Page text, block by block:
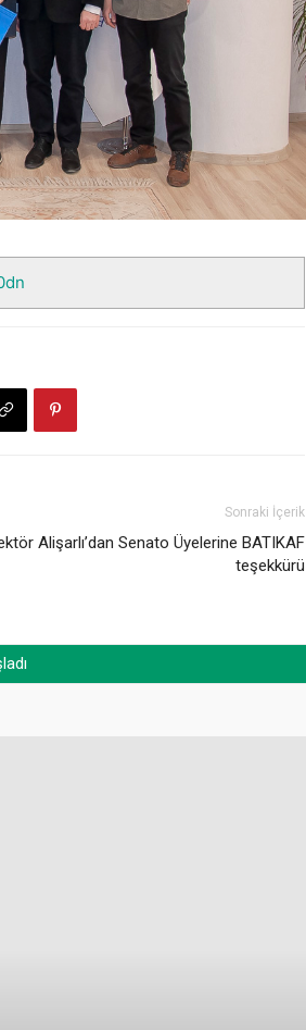
Sonraki İçerik
Alişarlı’dan Senato Üyelerine BATIKAF
teşekkürü
babası Durmuş Zorlu’nun vefatı)